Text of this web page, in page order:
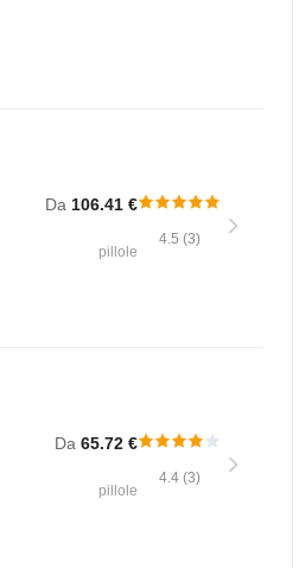
Da 106.41 €
pillole
4.5 (3)
Da 65.72 €
pillole
4.4 (3)